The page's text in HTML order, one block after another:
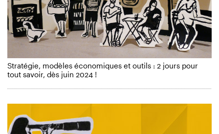
Stratégie, modèles économiques et outils : 2 jours pour
tout savoir, dès juin 2024 !